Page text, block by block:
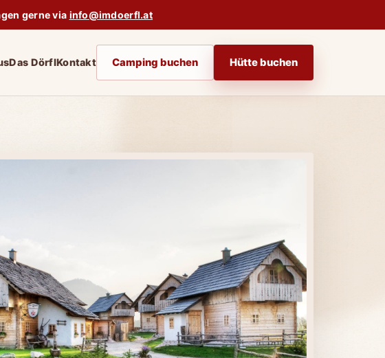
gerne via info@imdoerfl.at
Das DörflKontakt Camping buchen Hütte buchen